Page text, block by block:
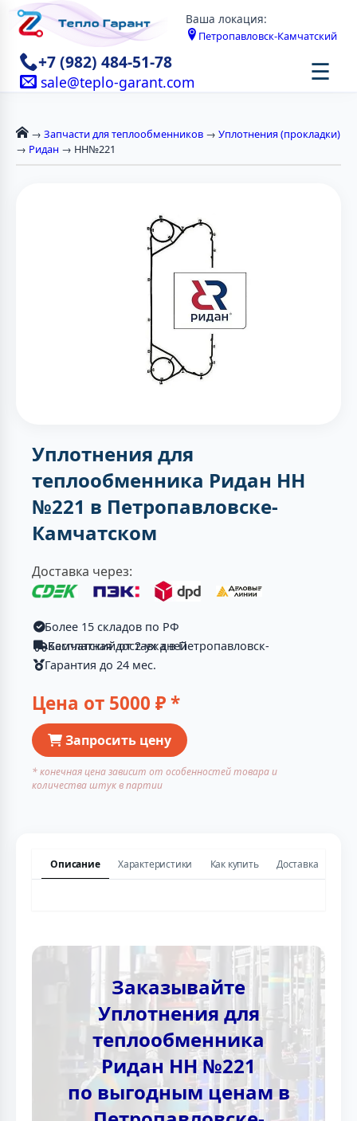
Ваша локация:
Петропавловск-Камчатский
+7 (982) 484-51-78
sale@teplo-garant.com ☰
→ Запчасти для теплообменников → Уплотнения (прокладки)
→ Ридан → НН№221
Уплотнения для
теплообменника Ридан НН
№221 в Петропавловске-
Камчатском
Доставка через:
Более 15 складов по РФ
Бесплатная доставка в Петропавловск-Камчатский от 2-ух дней
Гарантия до 24 мес.
Цена от 5000 ₽ *
Запросить цену
* конечная цена зависит от особенностей товара и
количества штук в партии
Описание Характеристики Как купить Доставка
Заказывайте
Уплотнения для
теплообменника
Ридан НН №221
по выгодным ценам в